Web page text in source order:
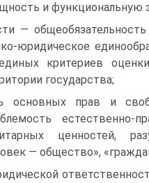
и функциональную
—
юридическое
критериев
государства;
основных прав и
естественно-
ценностей,
— общество»,